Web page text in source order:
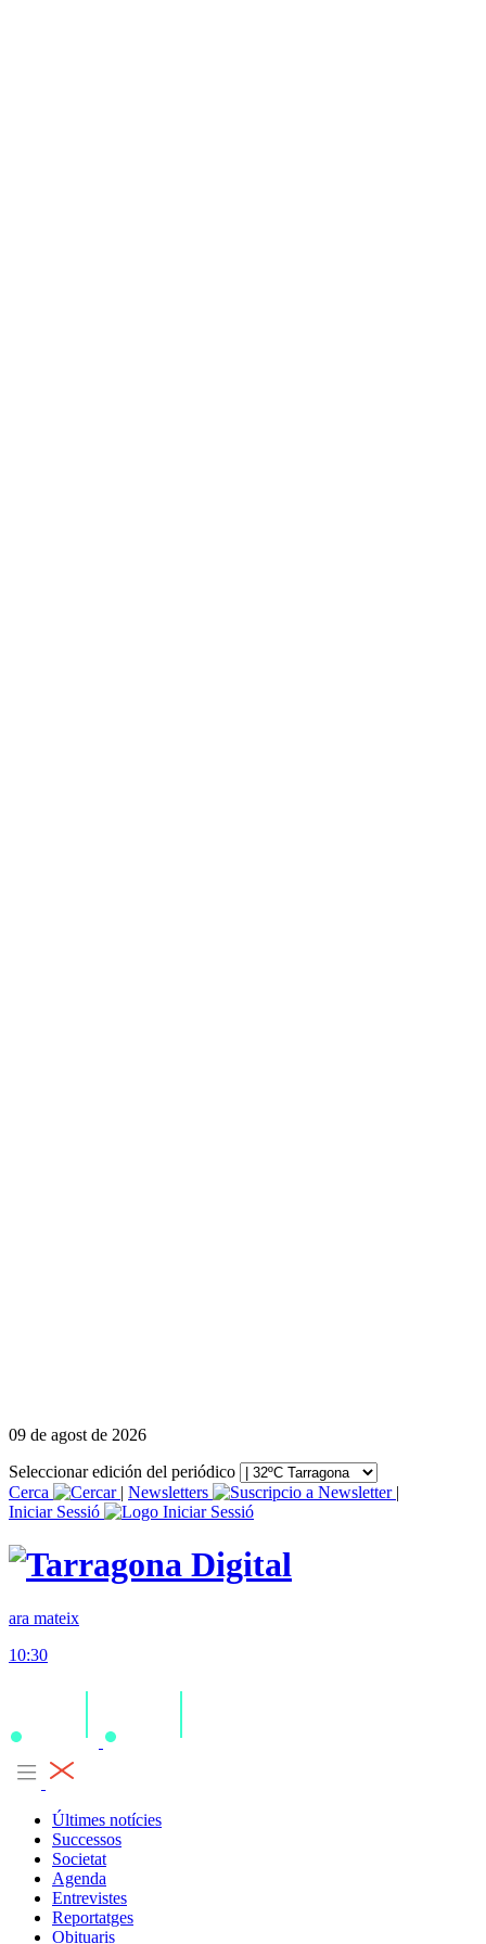
09 de agost de 2026
Seleccionar edición del periódico
Cerca
| Newsletters
|
Iniciar Sessió
ara mateix
10:30
Últimes notícies
Successos
Societat
Agenda
Entrevistes
Reportatges
Obituaris